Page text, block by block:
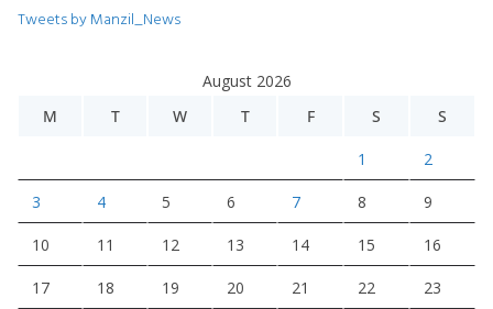
Tweets by Manzil_News
August 2026
M
T W T F S S
1 2
3 4 5 6 7 8 9
10 11 12 13 14 15 16
17 18 19 20 21 22 23